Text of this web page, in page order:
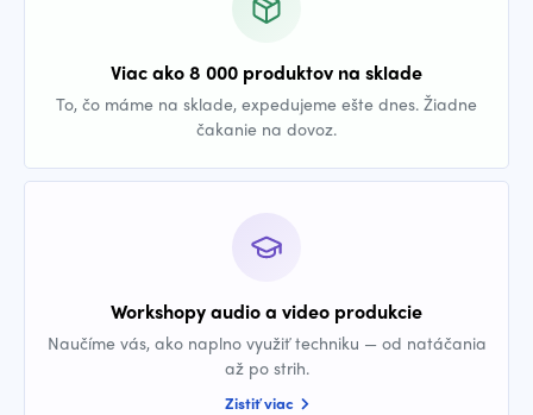
Viac ako 8 000 produktov na sklade
To, čo máme na sklade, expedujeme ešte dnes. Žiadne
čakanie na dovoz.
Workshopy audio a video produkcie
Naučíme vás, ako naplno využiť techniku — od natáčania
až po strih.
Zistiť viac